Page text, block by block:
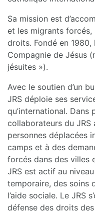
Sa mission est
et les migrants forcés,
droits. Fondé en
Compagnie de Jésus
jésuites »).
Avec le soutien d’un
JRS déploie ses
qu’international. Dans
collaborateurs du
personnes déplacées
camps et à des
forcés dans des villes
JRS est actif au niveau
temporaire, des soins
l’aide sociale. Le JRS
défense des droits